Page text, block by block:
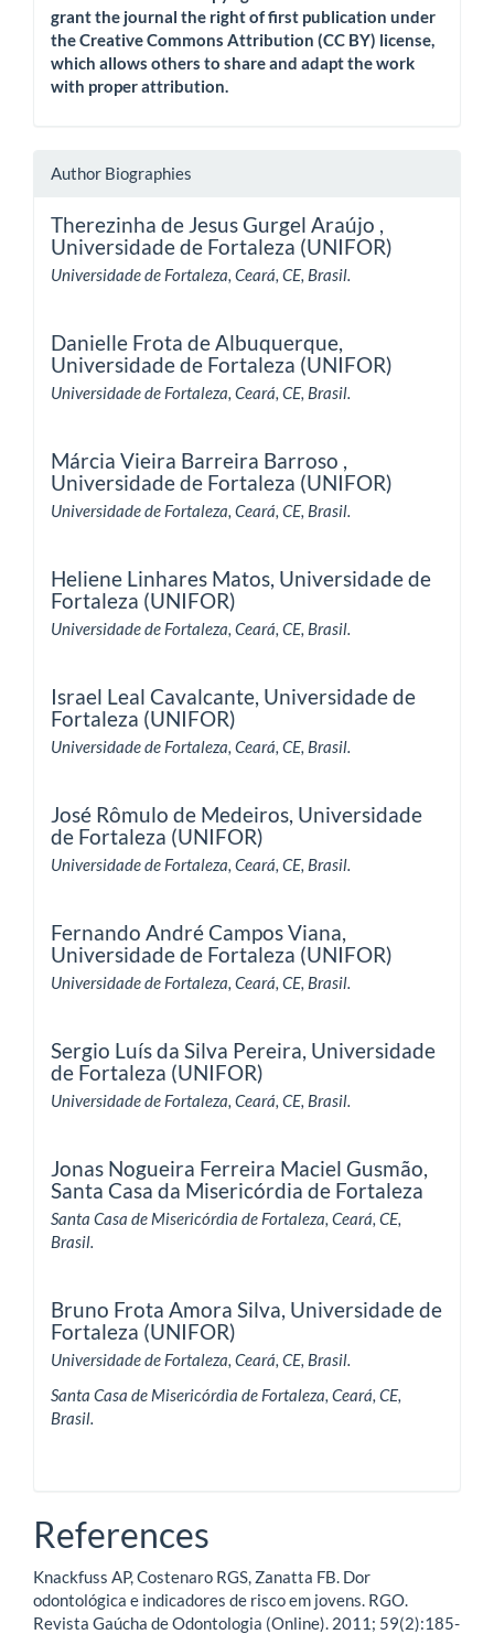
grant the journal the right of first publication under
the Creative Commons Attribution (CC BY) license,
which allows others to share and adapt the work
with proper attribution.
Author Biographies
Therezinha de Jesus Gurgel Araújo ,
Universidade de Fortaleza (UNIFOR)
Universidade de Fortaleza, Ceará, CE, Brasil.
Danielle Frota de Albuquerque,
Universidade de Fortaleza (UNIFOR)
Universidade de Fortaleza, Ceará, CE, Brasil.
Márcia Vieira Barreira Barroso ,
Universidade de Fortaleza (UNIFOR)
Universidade de Fortaleza, Ceará, CE, Brasil.
Heliene Linhares Matos, Universidade de
Fortaleza (UNIFOR)
Universidade de Fortaleza, Ceará, CE, Brasil.
Israel Leal Cavalcante, Universidade de
Fortaleza (UNIFOR)
Universidade de Fortaleza, Ceará, CE, Brasil.
José Rômulo de Medeiros, Universidade
de Fortaleza (UNIFOR)
Universidade de Fortaleza, Ceará, CE, Brasil.
Fernando André Campos Viana,
Universidade de Fortaleza (UNIFOR)
Universidade de Fortaleza, Ceará, CE, Brasil.
Sergio Luís da Silva Pereira, Universidade
de Fortaleza (UNIFOR)
Universidade de Fortaleza, Ceará, CE, Brasil.
Jonas Nogueira Ferreira Maciel Gusmão,
Santa Casa da Misericórdia de Fortaleza
Santa Casa de Misericórdia de Fortaleza, Ceará, CE,
Brasil.
Bruno Frota Amora Silva, Universidade de
Fortaleza (UNIFOR)
Universidade de Fortaleza, Ceará, CE, Brasil.
Santa Casa de Misericórdia de Fortaleza, Ceará, CE,
Brasil.
References
Knackfuss AP, Costenaro RGS, Zanatta FB. Dor
odontológica e indicadores de risco em jovens. RGO.
Revista Gaúcha de Odontologia (Online). 2011; 59(2):185-